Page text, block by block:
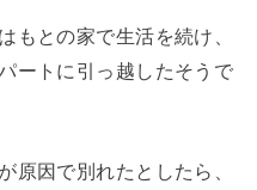
もとの家で生活を続け、
ートに引っ越したそうで
原因で別れたとしたら、